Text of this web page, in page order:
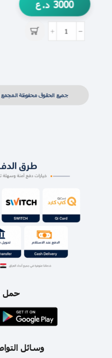
3000 د.ع
جميع الحقوق محفوظة المجمع
حمل
وسائل